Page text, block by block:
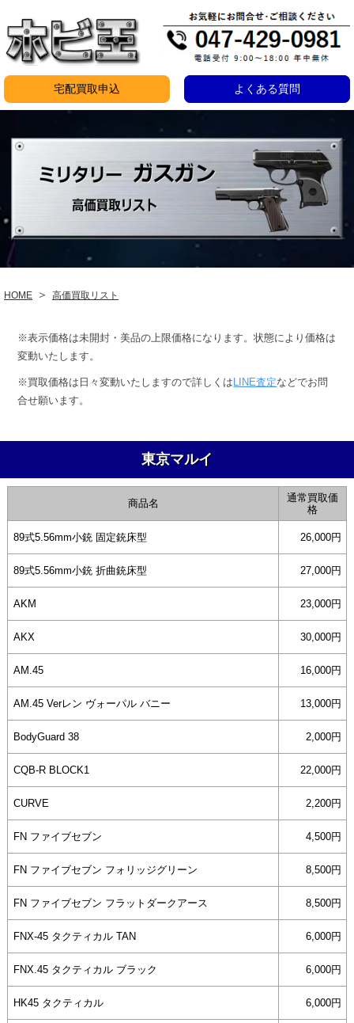
ン
テ
ン
ツ
プ
宅配買取申込 よくある質問
ス
ン
買
取
表
2024
日
HOME ＞ 高価買取リスト
※表示価格は未開封・美品の上限価格になります。状態により価格は
変動いたします。
※買取価格は日々変動いたしますので詳しくは LINE査定などでお問
合せ願います。
東京マルイ
商品名
通常買取価
格
89式5.56mm小銃 固定銃床型 26,000円
89式5.56mm小銃 折曲銃床型 27,000円
AKM 23,000円
AKX 30,000円
AM.45 16,000円
AM.45 Verレン ヴォーパル バニー 13,000円
BodyGuard 38 2,000円
CQB-R BLOCK1 22,000円
CURVE 2,200円
FN ファイブセブン 4,500円
FN ファイブセブン フォリッジグリーン 8,500円
FN ファイブセブン フラットダークアース 8,500円
FNX-45 タクティカル TAN 6,000円
FNX.45 タクティカル ブラック 6,000円
HK45 タクティカル 6,000円